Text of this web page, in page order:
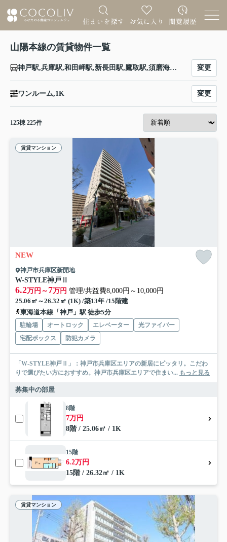
山陽本線の賃貸物件一覧
神戸駅,兵庫駅,和田岬駅,新長田駅,鷹取駅,須磨海浜公園駅,須磨駅,塩屋駅,垂水駅,舞子駅,朝霧駅,明石駅,西明石駅,大久保駅,魚住駅,土山駅,東加古川駅,加古川駅,宝殿駅,曽根駅,ひめじ別所駅,御着駅,東姫路駅,姫路駅,手柄山平和公園駅,英賀保駅,はりま勝原駅,網干駅,竜野駅,相生駅,有年駅,上郡駅,三石駅,吉永駅,和気駅,熊山駅,万富駅,瀬戸駅,上道駅,東岡山駅,高島駅,西川原駅,岡山駅,北長瀬駅,庭瀬駅,中庄駅,倉敷駅,西阿知駅,新倉敷駅,金光駅,鴨方駅,里庄駅,笠岡駅,大門駅,東福山駅,福山駅,備後赤坂駅,松永駅,東尾道駅,尾道駅,糸崎駅,三原駅,本郷駅,河内駅,入野駅,白市駅,西高屋駅,西条駅,寺家駅,八本松駅,瀬野駅,中野東駅,安芸中野駅,海田市駅,向洋駅,天神川駅,広島駅,新白島駅,横川駅,西広島駅,新井口駅,五日市駅,廿日市駅,宮内串戸駅,阿品駅,宮島口駅,前空駅,大野浦駅,玖波駅,大竹駅,和木駅,岩国駅,南岩国駅,藤生駅,通津駅,由宇駅,神代駅,大畠駅,柳井港駅,柳井駅,田布施駅,岩田駅,島田駅,光駅,下松駅,櫛ケ浜駅,徳山駅,新南陽駅,福川駅,戸田駅,富海駅,防府駅,大道駅,四辻駅,新山口駅,嘉川駅,本由良駅,厚東駅,宇部駅,小野田駅,厚狭駅,埴生駅,小月駅,長府駅,新下関駅,幡生駅,下関駅,門司駅 変更
ワンルーム,1K 変更
125棟 225件
賃貸マンション
NEW
神戸市兵庫区新開地
W-STYLE神戸Ⅱ
6.2万円～ 7万円 管理/共益費8,000円～10,000円
25.06㎡～26.32㎡ (1K) /築13年 /15階建
東海道本線「神戸」駅 徒歩5分
駐輪場 オートロック エレベーター
光ファイバー
宅配ボックス
防犯カメラ
「W-STYLE神戸Ⅱ」：神戸市兵庫区エリアの新居にピッタリ。こだわ
りで選びたい方におすすめ。神戸市兵庫区エリアで住まい... もっと見る
募集中の部屋
8階
7万円
8階 / 25.06㎡ / 1K
15階
6.2万円
15階 / 26.32㎡ / 1K
賃貸マンション